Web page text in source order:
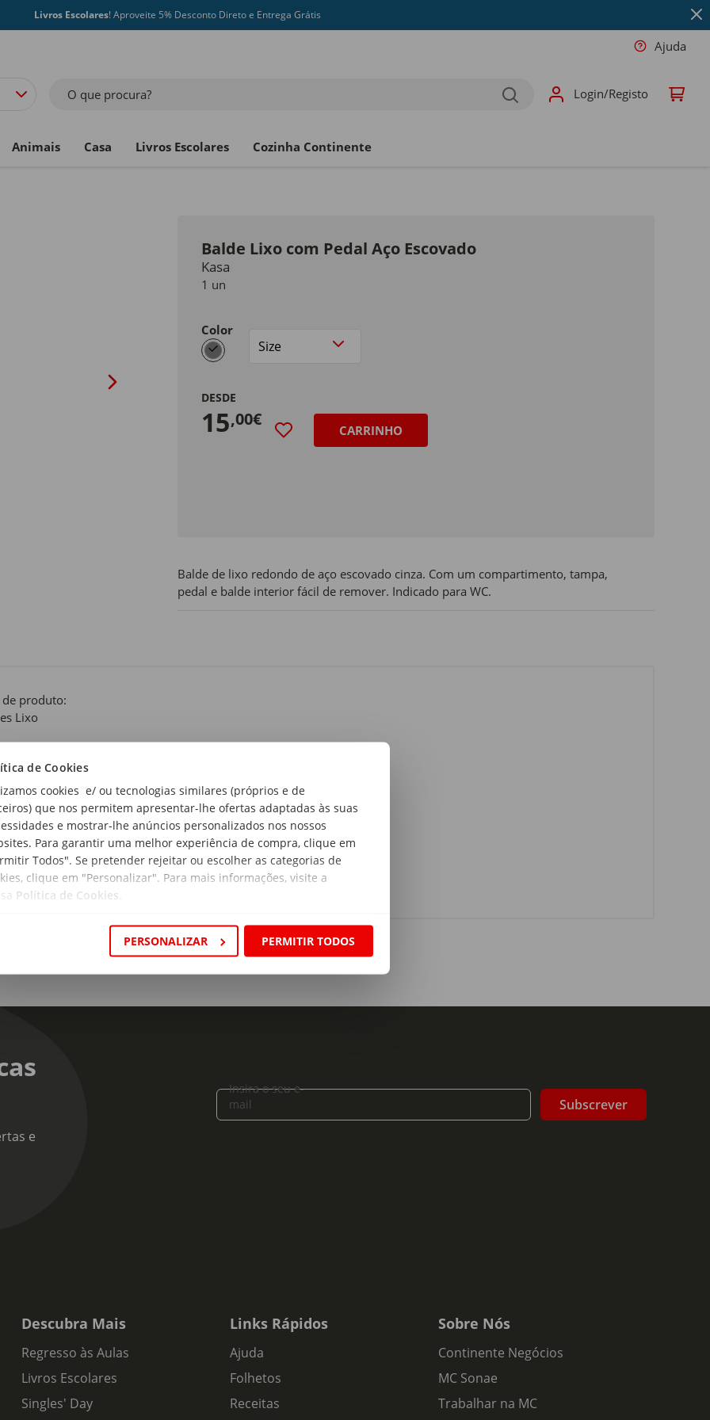
de Cookies
cookies e/ ou tecnologias similares (próprios e de
que nos permitem apresentar-lhe ofertas adaptadas às suas
e mostrar-lhe anúncios personalizados nos nossos
Para garantir uma melhor experiência de compra, clique em
Todos". Se pretender rejeitar ou escolher as categorias de
clique em "Personalizar". Para mais informações, visite a
Política de Cookies
PERSONALIZAR PERMITIR TODOS
Livros Escolares! Aproveite 5% Desconto Direto e Entrega Grátis
Ajuda
O que procura? Login/Registo
Animais Casa Livros Escolares Cozinha Continente
Balde Lixo com Pedal Aço Escovado
Kasa
1 un
Color
selected
Size
DESDE
15,00€
CARRINHO
Balde de lixo redondo de aço escovado cinza. Com um compartimento, tampa,
pedal e balde interior fácil de remover. Indicado para WC.
produto:
Lixo
pedal e tampa
Escovado e Polipropileno
Interior Amovível:
e
Insira o seu e-
mail
Subscrever
Descubra Mais
Regresso às Aulas
Livros Escolares
Singles' Day
Links Rápidos
Ajuda
Folhetos
Receitas
Sobre Nós
Continente Negócios
MC Sonae
Trabalhar na MC